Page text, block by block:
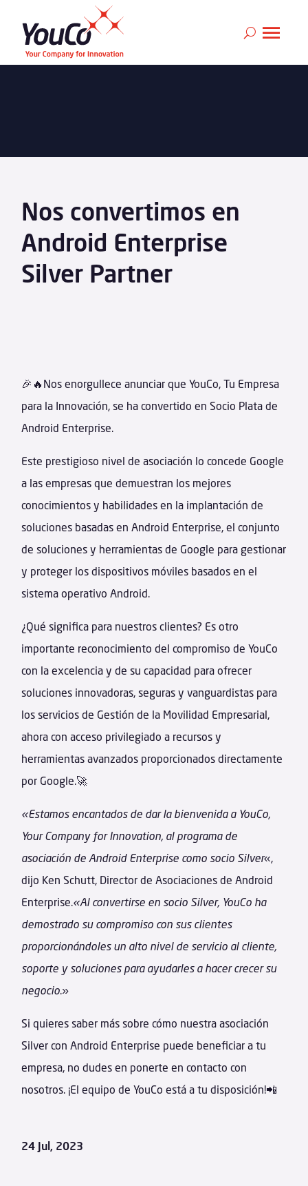
24 Jul, 2023
Nos convertimos en
Android Enterprise
Silver Partner
🎉🔥Nos enorgullece anunciar que YouCo, Tu Empresa
para la Innovación, se ha convertido en Socio Plata de
Android Enterprise.
Este prestigioso nivel de asociación lo concede Google
a las empresas que demuestran los mejores
conocimientos y habilidades en la implantación de
soluciones basadas en Android Enterprise, el conjunto
de soluciones y herramientas de Google para gestionar
y proteger los dispositivos móviles basados en el
sistema operativo Android.
¿Qué significa para nuestros clientes? Es otro
importante reconocimiento del compromiso de YouCo
con la excelencia y de su capacidad para ofrecer
soluciones innovadoras, seguras y vanguardistas para
los servicios de Gestión de la Movilidad Empresarial,
ahora con acceso privilegiado a recursos y
herramientas avanzados proporcionados directamente
por Google.🚀
«Estamos encantados de dar la bienvenida a YouCo,
Your Company for Innovation, al programa de
asociación de Android Enterprise como socio Silver«,
dijo Ken Schutt, Director de Asociaciones de Android
Enterprise.«Al convertirse en socio Silver, YouCo ha
demostrado su compromiso con sus clientes
proporcionándoles un alto nivel de servicio al cliente,
soporte y soluciones para ayudarles a hacer crecer su
negocio.»
Si quieres saber más sobre cómo nuestra asociación
Silver con Android Enterprise puede beneficiar a tu
empresa, no dudes en ponerte en contacto con
nosotros. ¡El equipo de YouCo está a tu disposición!📲